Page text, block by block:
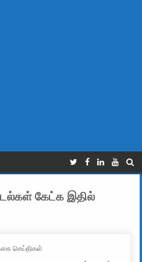
கேட்க இதில்
IN
செய்திகள்